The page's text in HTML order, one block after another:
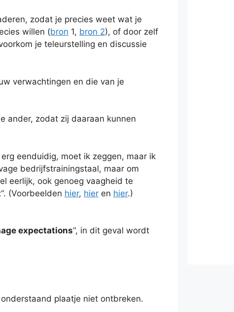
zodat je precies weet wat je
willen (bron 1, bron 2), of door zelf
je teleurstelling en discussie
verwachtingen en die van je
ander, zodat zij daaraan kunnen
eenduidig, moet ik zeggen, maar ik
bedrijfstrainingstaal, maar om
eerlijk, ook genoeg vaagheid te
“. (Voorbeelden hier, hier en hier.)
expectations“, in dit geval wordt
plaatje niet ontbreken.